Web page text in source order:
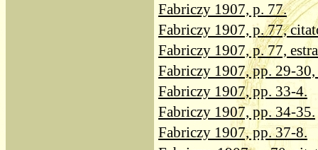
Fabriczy 1907, p. 77.
Fabriczy 1907, p. 77,
Fabriczy 1907, p. 77,
Fabriczy 1907, pp. 29-
Fabriczy 1907, pp. 33-4.
Fabriczy 1907, pp. 34-35.
Fabriczy 1907, pp. 37-8.